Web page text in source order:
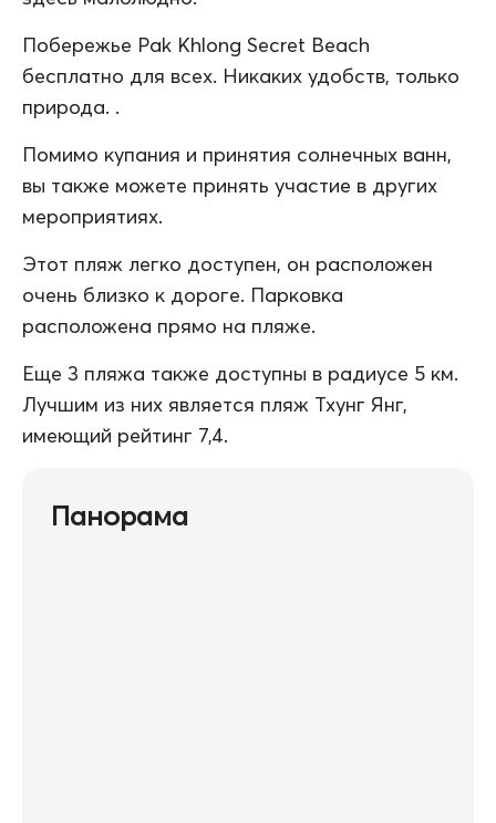
Побережье Pak Khlong Secret Beach
бесплатно для всех. Никаких удобств, только
природа. .
Помимо купания и принятия солнечных ванн,
вы также можете принять участие в других
мероприятиях.
Этот пляж легко доступен, он расположен
очень близко к дороге. Парковка
расположена прямо на пляже.
Еще 3 пляжа также доступны в радиусе 5 км.
Лучшим из них является пляж Тхунг Янг,
имеющий рейтинг 7,4.
Панорама